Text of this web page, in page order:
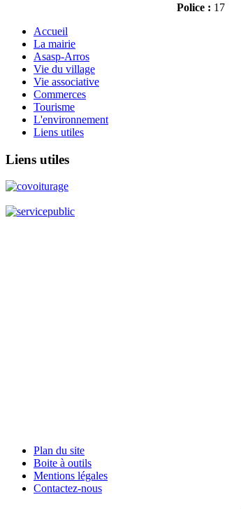
Police : 17
Accueil
La mairie
Asasp-Arros
Vie du village
Vie associative
Commerces
Tourisme
L'environnement
Liens utiles
Liens utiles
Plan du site
Boite à outils
Mentions légales
Contactez-nous